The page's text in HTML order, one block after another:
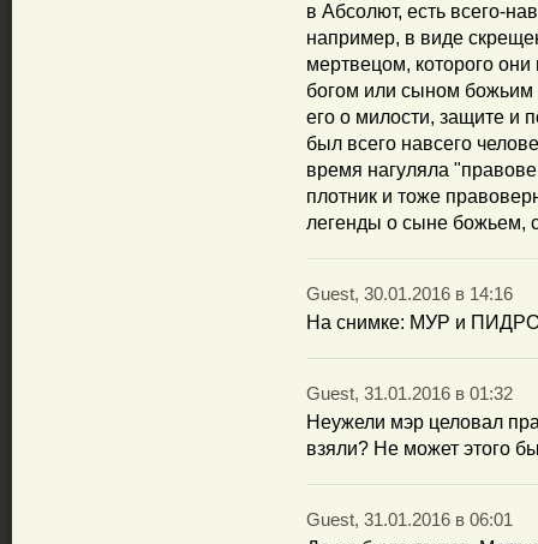
в Абсолют, есть всего-
например, в виде
мертвецом, которого
богом или сыном божьим
его о милости, защите и
был всего навсего
время нагуляла
плотник и тоже
легенды о сыне божьем,
Guest, 30.01.2016 в 14:16
На снимке: МУР и
Guest, 31.01.2016 в 01:32
Неужели мэр целовал
взяли? Не может этого
Guest, 31.01.2016 в 06:01